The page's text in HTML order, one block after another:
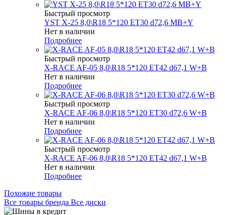
Быстрый просмотр
YST X-25 8,0\R18 5*120 ET30 d72,6 MB+Y
Нет в наличии
Подробнее
Быстрый просмотр
X-RACE AF-05 8,0\R18 5*120 ET42 d67,1 W+B
Нет в наличии
Подробнее
Быстрый просмотр
X-RACE AF-06 8,0\R18 5*120 ET30 d72,6 W+B
Нет в наличии
Подробнее
Быстрый просмотр
X-RACE AF-06 8,0\R18 5*120 ET42 d67,1 W+B
Нет в наличии
Подробнее
Похожие товары
Все товары бренда Все диски